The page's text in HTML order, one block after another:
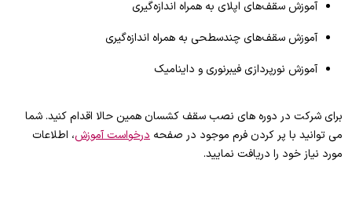
آموزش سقف‌های اپلای به همراه اندازه‌گیری
آموزش سقف‌های چندسطحی به همراه اندازه‌گیری
آموزش نورپردازی فیبرنوری و داینامیک
برای شرکت در دوره های نصب سقف کشسان همین حالا اقدام کنید. شما
می توانید با پر کردن فرم موجود در صفحه درخواست آموزش، اطلاعات
مورد نیاز خود را دریافت نمایید.